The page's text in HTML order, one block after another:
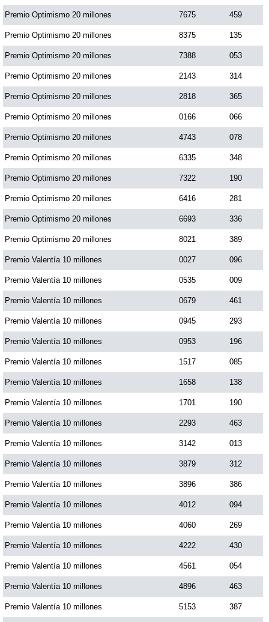
Premio Optimismo 20 millones 7675 459
Premio Optimismo 20 millones 8375 135
Premio Optimismo 20 millones 7388 053
Premio Optimismo 20 millones 2143 314
Premio Optimismo 20 millones 2818 365
Premio Optimismo 20 millones 0166 066
Premio Optimismo 20 millones 4743 078
Premio Optimismo 20 millones 6335 348
Premio Optimismo 20 millones 7322 190
Premio Optimismo 20 millones 6416 281
Premio Optimismo 20 millones 6693 336
Premio Optimismo 20 millones 8021 389
Premio Valentía 10 millones 0027 096
Premio Valentía 10 millones 0535 009
Premio Valentía 10 millones 0679 461
Premio Valentía 10 millones 0945 293
Premio Valentía 10 millones 0953 196
Premio Valentía 10 millones 1517 085
Premio Valentía 10 millones 1658 138
Premio Valentía 10 millones 1701 190
Premio Valentía 10 millones 2293 463
Premio Valentía 10 millones 3142 013
Premio Valentía 10 millones 3879 312
Premio Valentía 10 millones 3896 386
Premio Valentía 10 millones 4012 094
Premio Valentía 10 millones 4060 269
Premio Valentía 10 millones 4222 430
Premio Valentía 10 millones 4561 054
Premio Valentía 10 millones 4896 463
Premio Valentía 10 millones 5153 387